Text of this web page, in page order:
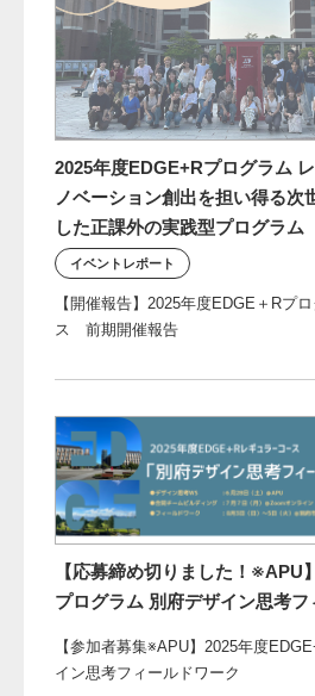
2025年度EDGE+Rプログラム
ノベーション創出を担い得る次
した正課外の実践型プログラム
イベントレポート
【開催報告】2025年度EDGE＋Rプ
ス 前期開催報告
【応募締め切りました！※APU
プログラム 別府デザイン思考フ
【参加者募集※APU】2025年度
イン思考フィールドワーク